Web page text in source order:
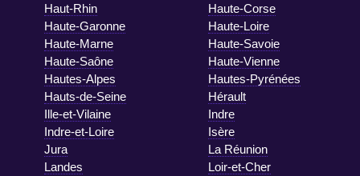
Haut-Rhin
Haute-Corse
Haute-Garonne
Haute-Loire
Haute-Marne
Haute-Savoie
Haute-Saône
Haute-Vienne
Hautes-Alpes
Hautes-Pyrénées
Hauts-de-Seine
Hérault
Ille-et-Vilaine
Indre
Indre-et-Loire
Isère
Jura
La Réunion
Landes
Loir-et-Cher